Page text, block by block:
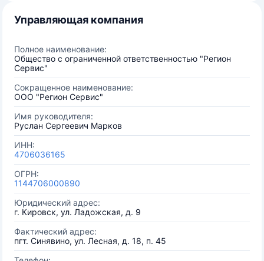
Управляющая компания
Полное наименование:
Общество с ограниченной ответственностью "Регион
Сервис"
Сокращенное наименование:
ООО "Регион Сервис"
Имя руководителя:
Руслан Сергеевич Марков
ИНН:
4706036165
ОГРН:
1144706000890
Юридический адрес:
г. Кировск, ул. Ладожская, д. 9
Фактический адрес:
пгт. Синявино, ул. Лесная, д. 18, п. 45